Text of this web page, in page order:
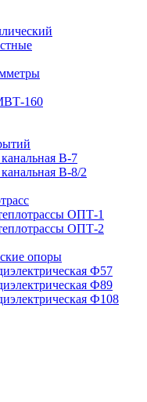
160
В-7
В-8/2
ОПТ-1
ОПТ-2
опоры
Ф57
Ф89
Ф108